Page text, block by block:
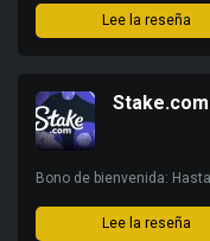
Lee la reseña
Stake.com
Bono de bienvenida:
Lee la reseña